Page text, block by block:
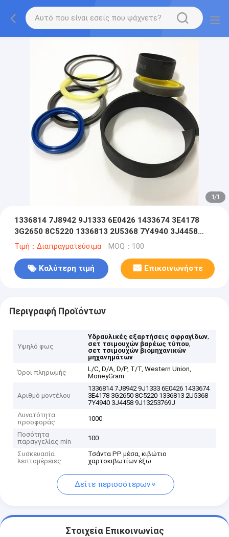
1/1
1336814 7J8942 9J1333 6E0426 1433674 3E4178
3G2650 8C5220 1336813 2U5368 7Y4940 3J4458
9J13253769J
Τιμή：Διαπραγματεύσιμα MOQ：100
Καλύτερη τιμή Επικοινωνήστε
Περιγραφή Προϊόντων
Υψηλό φως
Υδραυλικές εξαρτήσεις σφραγίδων,
σετ τσιμουχών βαρέως τύπου,
σετ τσιμουχών βιομηχανικών
μηχανημάτων
Όροι πληρωμής
L/C, D/A, D/P, T/T, Western Union,
MoneyGram
Αριθμό μοντέλου
1336814 7J8942 9J1333 6E0426 1433674
3E4178 3G2650 8C5220 1336813 2U5368
7Y4940 3J4458 9J13253769J
Δυνατότητα
προσφοράς
1000
Ποσότητα
παραγγελίας min
100
Συσκευασία
λεπτομέρειες
Τσάντα PP μέσα, κιβώτιο
χαρτοκιβωτίων έξω
Δείτε περισσότερων
Στοιχεία Επικοινωνίας